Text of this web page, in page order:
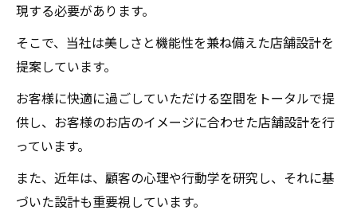
現する必要があります。
そこで、当社は美しさと機能性を兼ね備えた店舗設計を
提案しています。
お客様に快適に過ごしていただける空間をトータルで提
供し、お客様のお店のイメージに合わせた店舗設計を行
っています。
また、近年は、顧客の心理や行動学を研究し、それに基
づいた設計も重要視しています。